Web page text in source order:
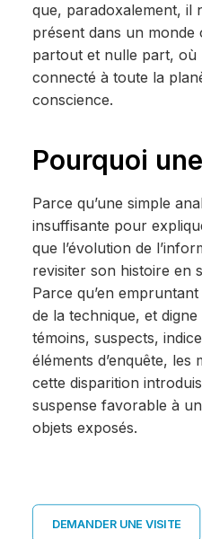
que, paradoxalement, il
présent dans un monde
partout et nulle part, où
connecté à toute la
conscience.
Pourquoi
Parce qu’une simple
insuffisante pour
que l’évolution de
revisiter son histoire en
Parce qu’en
de la technique, et
témoins, suspects,
éléments d’enquête, les
cette disparition
suspense favorable à
objets exposés.
DEMANDER UNE VISITE